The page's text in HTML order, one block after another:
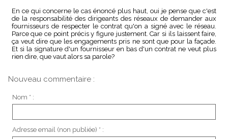
En ce qui concerne le cas énoncé plus haut, oui je pense que c'est
de la responsabilité des dirigeants des réseaux de demander aux
fournisseurs de respecter le contrat qu'on a signé avec le réseau.
Parce que ce point précis y figure justement. Car si ils laissent faire,
ça veut dire que les engagements pris ne sont que pour la façade.
Et si la signature d'un fournisseur en bas d'un contrat ne veut plus
rien dire, que vaut alors sa parole?
Nouveau commentaire :
Nom * :
Adresse email (non publiée) * :